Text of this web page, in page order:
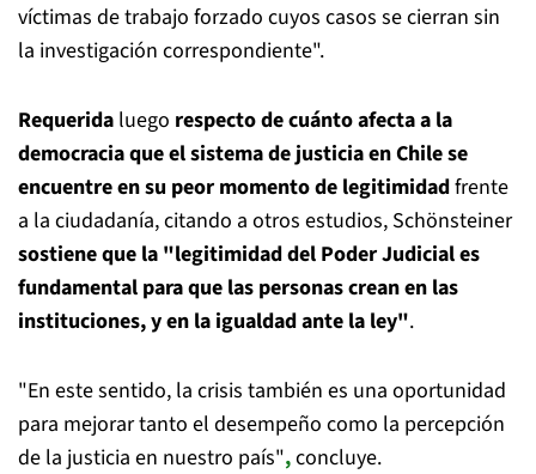
víctimas de trabajo forzado cuyos casos se cierran sin
la investigación correspondiente".
Requerida luego respecto de cuánto afecta a la
democracia que el sistema de justicia en Chile se
encuentre en su peor momento de legitimidadfrente
a la ciudadanía, citando a otros estudios, Schönsteiner
sostiene que la "legitimidad del Poder Judicial es
fundamental para que las personas crean en las
instituciones, y en la igualdad ante la ley".
"En este sentido, la crisis también es una oportunidad
para mejorar tanto el desempeño como la percepción
de la justicia en nuestro país",concluye.